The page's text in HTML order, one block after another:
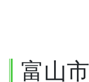
富山